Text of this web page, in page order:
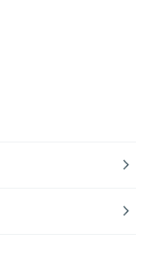
navigate_next
navigate_next